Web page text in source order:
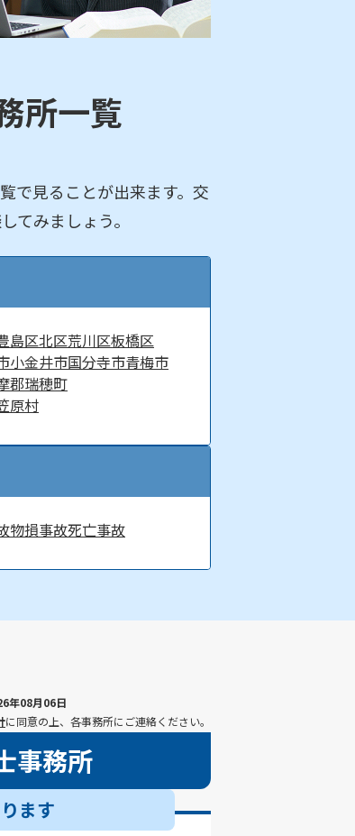
所一覧
で見ることが出来ます。交
てみましょう。
島区北区荒川区板橋区
小金井市国分寺市青梅市
郡瑞穂町
原村
物損事故死亡事故
年08月06日
に同意の上、各事務所にご連絡ください。
事務所
ます